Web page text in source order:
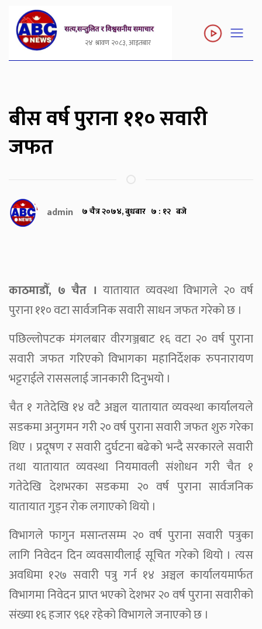
२४ श्रावण २०८३, आइतबार
बीस वर्ष पुराना ११० सवारी
जफत
admin ७ चैत्र २०७४, बुधबार ७ : १२ बजे
काठमाडौँ, ७ चैत । यातायात व्यवस्था विभागले २० वर्ष
पुराना ११० वटा सार्वजनिक सवारी साधन जफत गरेको छ ।
पछिल्लोपटक मंगलबार वीरगञ्जबाट १६ वटा २० वर्ष पुराना
सवारी जफत गरिएको विभागका महानिर्देशक रुपनारायण
भट्टराईले राससलाई जानकारी दिनुभयो ।
चैत १ गतेदेखि १४ वटै अञ्चल यातायात व्यवस्था कार्यालयले
सडकमा अनुगमन गरी २० वर्ष पुराना सवारी जफत शुरु गरेका
थिए । प्रदूषण र सवारी दुर्घटना बढेको भन्दै सरकारले सवारी
तथा यातायात व्यवस्था नियमावली संशोधन गरी चैत १
गतेदेखि देशभरका सडकमा २० वर्ष पुराना सार्वजनिक
यातायात गुड्न रोक लगाएको थियो ।
विभागले फागुन मसान्तसम्म २० वर्ष पुराना सवारी पत्रुका
लागि निवेदन दिन व्यवसायीलाई सूचित गरेको थियो । त्यस
अवधिमा १२७ सवारी पत्रु गर्न १४ अञ्चल कार्यालयमार्फत
विभागमा निवेदन प्राप्त भएको देशभर २० वर्ष पुराना सवारीको
संख्या १६ हजार ९६१ रहेको विभागले जनाएको छ ।